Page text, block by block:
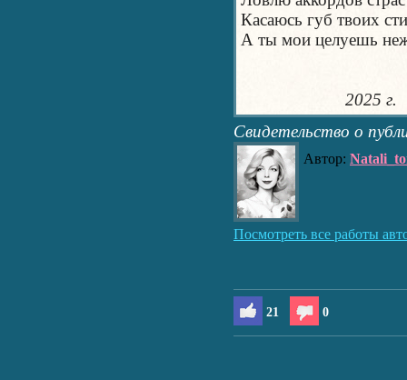
Касаюсь губ твоих
А ты мои целуешь
2025 г.
Свидетельство о
Автор:
Посмотреть все работы
21 0